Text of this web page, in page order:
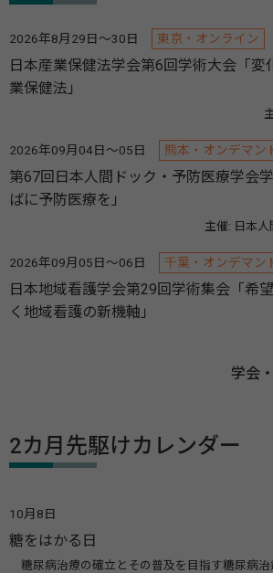
2026年8月29日～30日 東京・オンライン
日本産業保健法学会第6回学術大会「変
業保健法」
2026年09月04日～05日 熊本・オンデマン
第67回日本人間ドック・予防医療学会
ばに予防医療を」
主催: 日本
2026年09月05日～06日 千葉・オンデマン
日本地域看護学会第29回学術集会「希
く地域看護の新機軸」
学会
2カ月先駆けカレンダー
10月8日
糖をはかる日
糖尿病治療の確立とその普及を目指す糖尿病治